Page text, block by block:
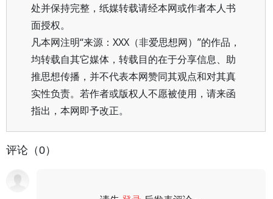
处并保持完整，纸媒转载请经本网或作者本人书
面授权。
凡本网注明“来源：XXX（非爱思想网）”的作品，
均转载自其它媒体，转载目的在于分享信息、助
推思想传播，并不代表本网赞同其观点和对其真
实性负责。若作者或版权人不愿被使用，请来函
指出，本网即予改正。
评论（0）